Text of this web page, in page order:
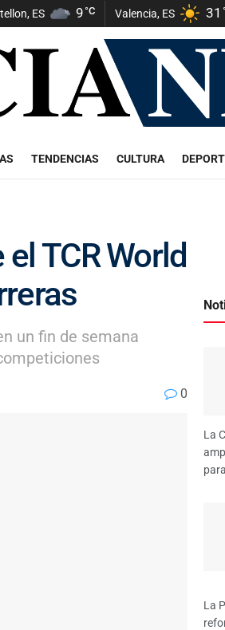
ES 9°C Valencia, ES 31
TENDENCIAS CULTURA
TCR World
un fin de semana
0
La
La